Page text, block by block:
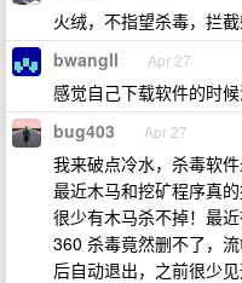
火绒，不指望杀毒，拦
bwangll Apr 27
感觉自己下载软件的时
bug403 Apr 27
我来破点冷水，杀毒软件
最近木马和挖矿程序真
很少有木马杀不掉！最
360 杀毒竟然删不了，
后自动退出，之前很少